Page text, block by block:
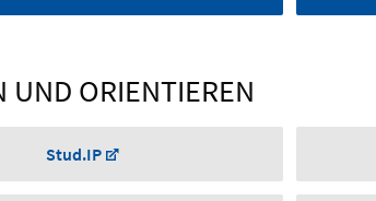
UND ORIENTIEREN
Stud.IP